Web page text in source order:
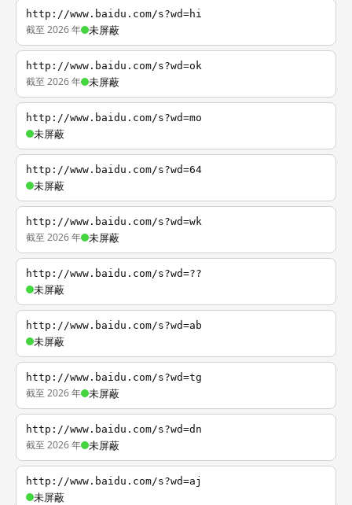
http://www.baidu.com/s?wd=hi
截至 2026 年 未屏蔽
http://www.baidu.com/s?wd=ok
截至 2026 年 未屏蔽
http://www.baidu.com/s?wd=mo
未屏蔽
http://www.baidu.com/s?wd=64
未屏蔽
http://www.baidu.com/s?wd=wk
截至 2026 年 未屏蔽
http://www.baidu.com/s?wd=??
未屏蔽
http://www.baidu.com/s?wd=ab
未屏蔽
http://www.baidu.com/s?wd=tg
截至 2026 年 未屏蔽
http://www.baidu.com/s?wd=dn
截至 2026 年 未屏蔽
http://www.baidu.com/s?wd=aj
未屏蔽